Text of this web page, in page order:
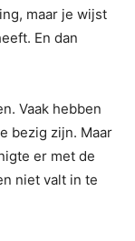
maar je wijst
En dan
Vaak hebben
bezig zijn. Maar
er met de
niet valt in te